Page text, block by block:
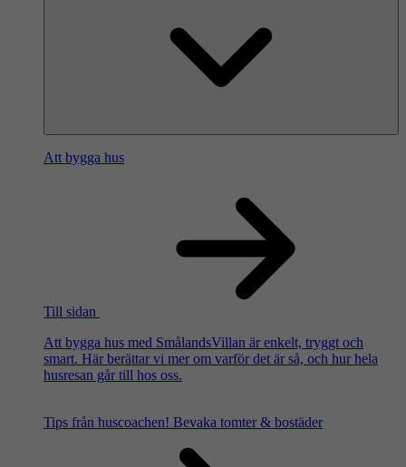
Att bygga hus
Till sidan
Att bygga hus med SmålandsVillan är enkelt, tryggt och
smart. Här berättar vi mer om varför det är så, och hur hela
husresan går till hos oss.
Tips från huscoachen! Bevaka tomter & bostäder